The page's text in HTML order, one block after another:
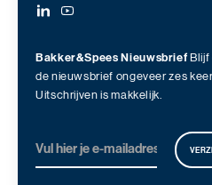
Bakker&Spees Nieuwsbrief
de nieuwsbrief ongeveer zes
Uitschrijven is makkelijk.